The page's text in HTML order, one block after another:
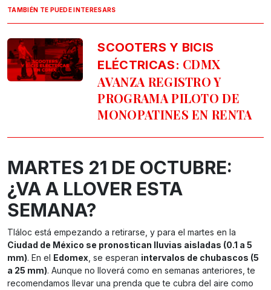
TAMBIÉN TE PUEDE INTERESARS
SCOOTERS Y BICIS
ELÉCTRICAS: CDMX
AVANZA REGISTRO Y
PROGRAMA PILOTO DE
MONOPATINES EN RENTA
MARTES 21 DE OCTUBRE:
¿VA A LLOVER ESTA
SEMANA?
Tláloc está empezando a retirarse, y para el martes en la
Ciudad de México se pronostican lluvias aisladas (0.1 a 5
mm). En el Edomex, se esperan intervalos de chubascos (5
a 25 mm). Aunque no lloverá como en semanas anteriores, te
recomendamos llevar una prenda que te cubra del aire como